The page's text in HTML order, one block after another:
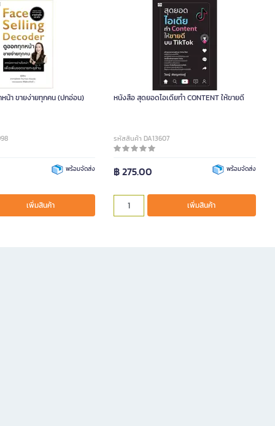
น้า ขายง่ายทุกคน (ปกอ่อน)
พร้อมจัดส่ง
เพิ่มสินค้า
หนังสือ สุดยอดไอเดียทำ CONTENT ให้ขายดี
รหัสสินค้า DA13607
฿ 275.00 พร้อมจัดส่ง
เพิ่มสินค้า